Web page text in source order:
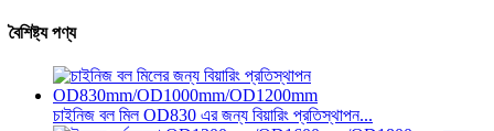
বৈশিষ্ট্য পণ্য
চাইনিজ বল মিল OD830 এর জন্য বিয়ারিং প্রতিস্থাপন...